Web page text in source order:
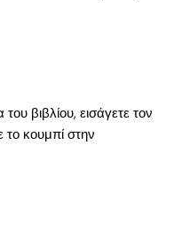
βιβλίου, εισάγετε τον
το κουμπί στην